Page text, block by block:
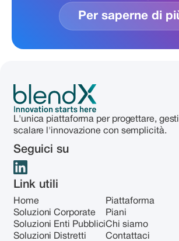
Per saperne di
L'unica piattaforma per progettare,
scalare l'innovazione con semplicità.
Seguici su
Link utili
Home
Soluzioni Corporate
Soluzioni Enti Pubblici
Soluzioni Distretti
Piattaforma
Piani
Chi siamo
Contattaci